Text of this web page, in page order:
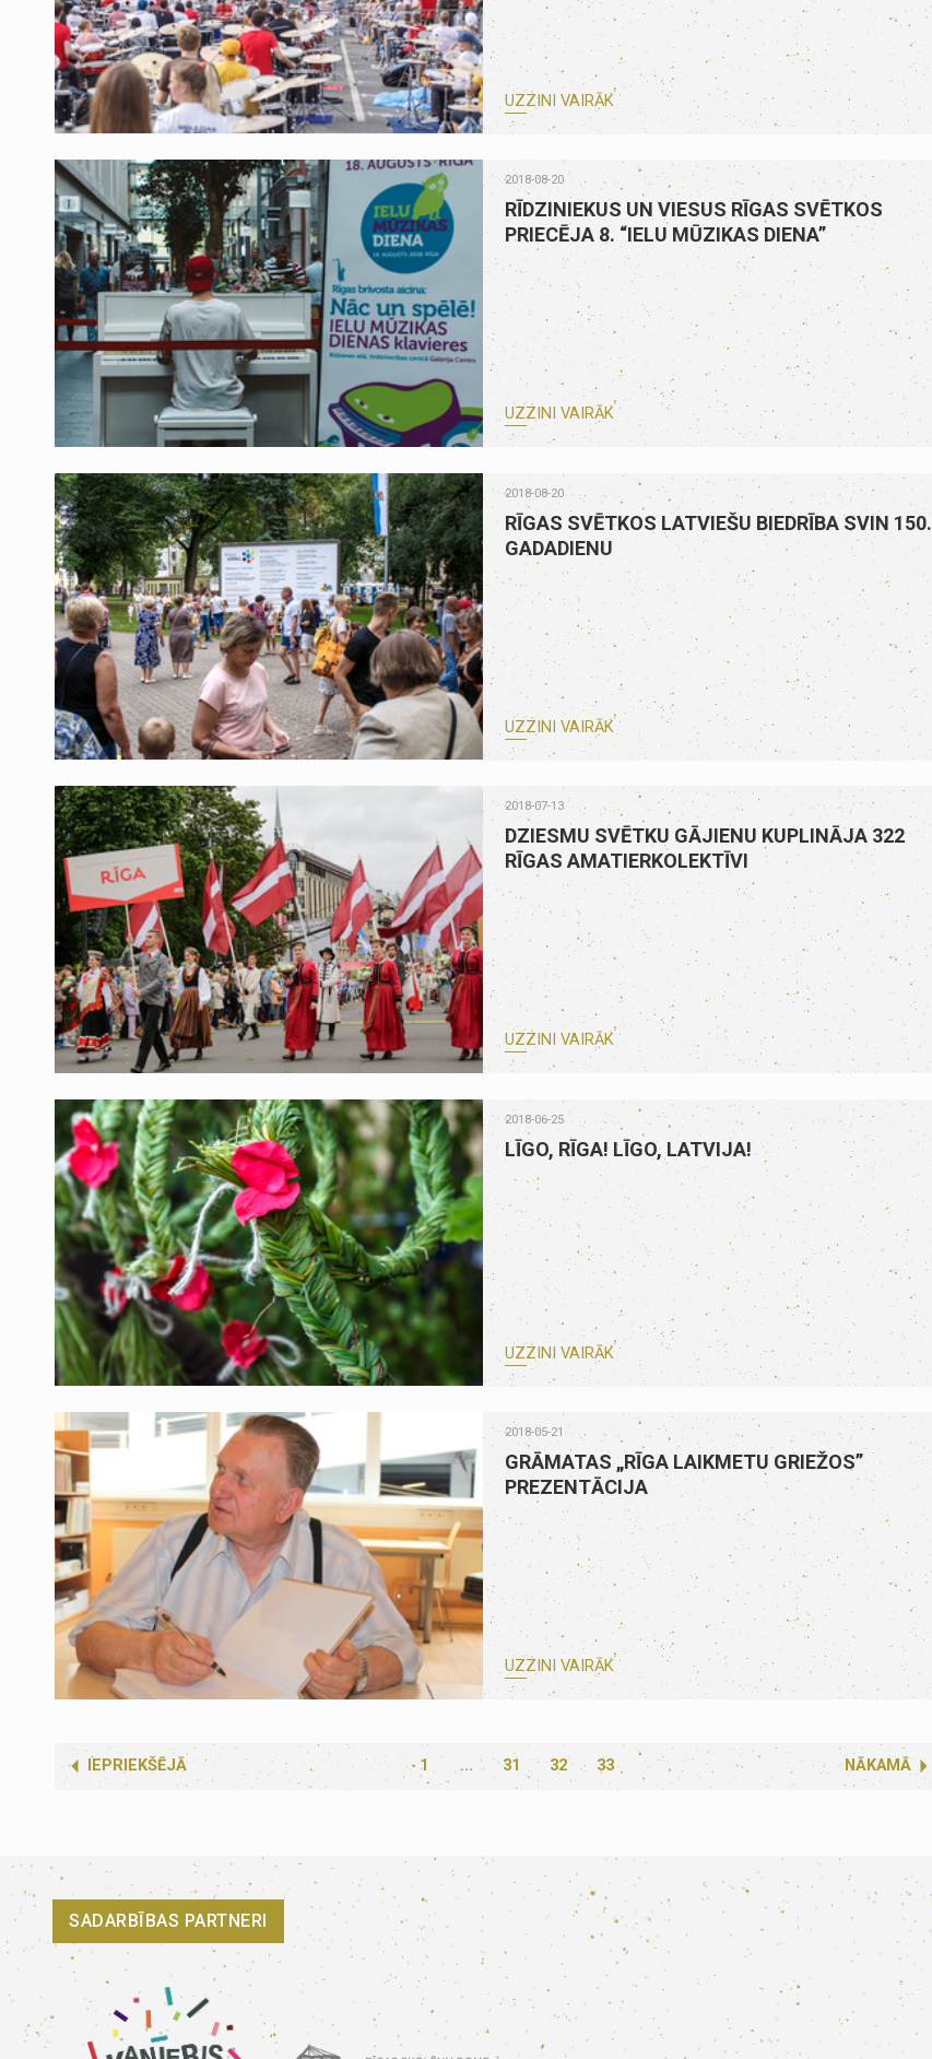
UZZINI VAIRĀK
2018-08-20
RĪDZINIEKUS UN VIESUS RĪGAS SVĒTKOS
PRIECĒJA 8. “IELU MŪZIKAS DIENA”
UZZINI VAIRĀK
2018-08-20
RĪGAS SVĒTKOS LATVIEŠU BIEDRĪBA SVIN 150.
GADADIENU
UZZINI VAIRĀK
2018-07-13
DZIESMU SVĒTKU GĀJIENU KUPLINĀJA 322
RĪGAS AMATIERKOLEKTĪVI
UZZINI VAIRĀK
2018-06-25
LĪGO, RĪGA! LĪGO, LATVIJA!
UZZINI VAIRĀK
2018-05-21
GRĀMATAS „RĪGA LAIKMETU GRIEŽOS”
PREZENTĀCIJA
UZZINI VAIRĀK
IEPRIEKŠĒJĀ 1 ... 31 32 33 NĀKAMĀ
SADARBĪBAS PARTNERI